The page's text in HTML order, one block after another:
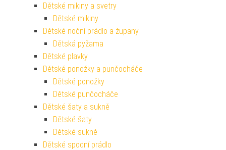
Dětské mikiny a svetry
Dětské mikiny
Dětské noční prádlo a župany
Dětská pyžama
Dětské plavky
Dětské ponožky a punčocháče
Dětské ponožky
Dětské punčocháče
Dětské šaty a sukně
Dětské šaty
Dětské sukně
Dětské spodní prádlo